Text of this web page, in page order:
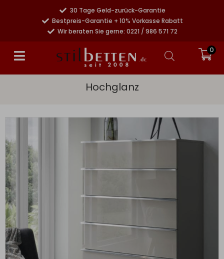
30 Tage Geld-zurück-Garantie
Bestpreis-Garantie + 10% Vorkasse Rabatt
Wir beraten Sie gerne: 0221 / 986 571 72
0
Hochglanz